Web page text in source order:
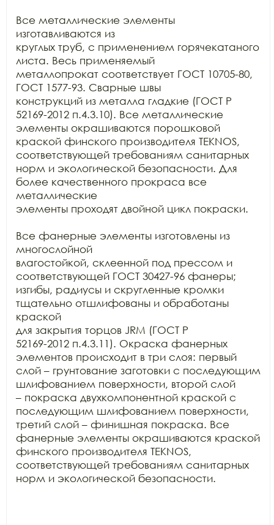
Все металлические элементы
изготавливаются из
круглых труб, с применением горячекатаного
листа. Весь применяемый
металлопрокат соответствует ГОСТ 10705-80,
ГОСТ 1577-93. Сварные швы
конструкций из металла гладкие (ГОСТ Р
52169-2012 п.4.3.10). Все металлические
элементы окрашиваются порошковой
краской финского производителя TEKNOS,
соответствующей требованиям санитарных
норм и экологической безопасности. Для
более качественного прокраса все
металлические
элементы проходят двойной цикл покраски.
Все фанерные элементы изготовлены из
многослойной
влагостойкой, склеенной под прессом и
соответствующей ГОСТ 30427-96 фанеры;
изгибы, радиусы и скругленные кромки
тщательно отшлифованы и обработаны
краской
для закрытия торцов JRM (ГОСТ Р
52169-2012 п.4.3.11). Окраска фанерных
элементов происходит в три слоя: первый
слой – грунтование заготовки с последующим
шлифованием поверхности, второй слой
– покраска двухкомпонентной краской с
последующим шлифованием поверхности,
третий слой – финишная покраска. Все
фанерные элементы окрашиваются краской
финского производителя TEKNOS,
соответствующей требованиям санитарных
норм и экологической безопасности.